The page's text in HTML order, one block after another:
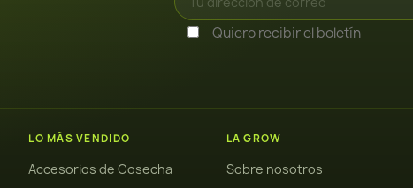
Quiero recibir el boletín
LO MÁS VENDIDO
Accesorios de Cosecha
LA GROW
Sobre nosotros